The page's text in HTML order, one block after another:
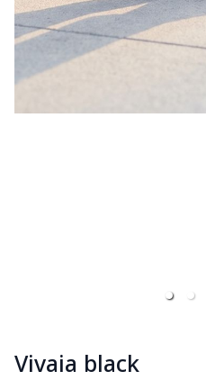
Vivaia black